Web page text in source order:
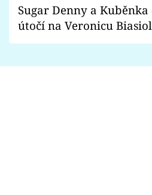
Sugar Denny a Kuběnka
útočí na Veronicu
Proč je podle nich